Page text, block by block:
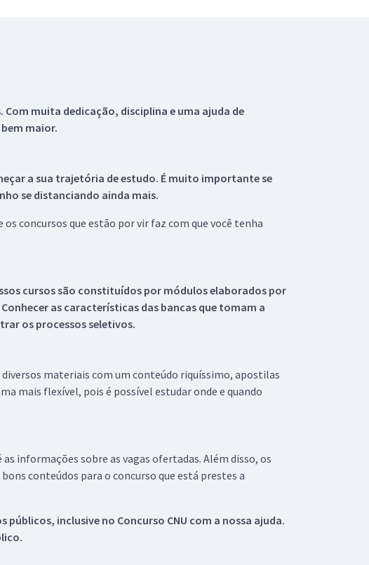
muita dedicação, disciplina e uma ajuda de
maior.
a sua trajetória de estudo. É muito importante se
se distanciando ainda mais.
concursos que estão por vir faz com que você tenha
cursos são constituídos por módulos elaborados por
as características das bancas que tomam a
os processos seletivos.
diversos materiais com um conteúdo riquíssimo, apostilas
mais flexível, pois é possível estudar onde e quando
informações sobre as vagas ofertadas. Além disso, os
conteúdos para o concurso que está prestes a
públicos, inclusive no Concurso CNU com a nossa ajuda.